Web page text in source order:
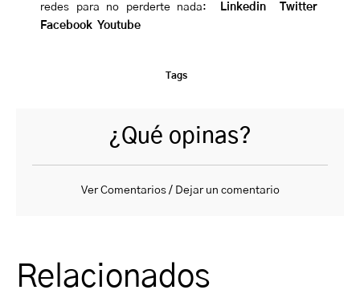
redes para no perderte nada:
Linkedin
Twitter
Facebook Youtube
Tags
¿Qué opinas?
Ver Comentarios / Dejar un comentario
Relacionados